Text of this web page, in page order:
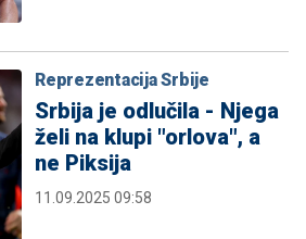
Reprezentacija Srbije
Srbija je odlučila - Njega
želi na klupi "orlova", a
ne Piksija
11.09.2025 09:58